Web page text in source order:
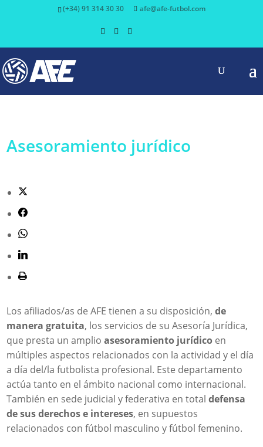
(+34) 91 314 30 30 afe@afe-futbol.com
Asesoramiento jurídico
Los afiliados/as de AFE tienen a su disposición,de
manera gratuita, los servicios de su Asesoría Jurídica,
que presta un amplioasesoramiento jurídico en
múltiples aspectos relacionados con la actividad y el día
a día del/la futbolista profesional. Este departamento
actúa tanto en el ámbito nacional como internacional.
También en sede judicial y federativa en totaldefensa
de sus derechos e intereses, en supuestos
relacionados con fútbol masculino y fútbol femenino.